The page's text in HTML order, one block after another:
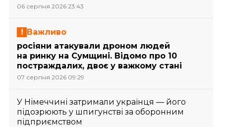
06 серпня 2026 23:43
Важливо
росіяни атакували дроном людей
на ринку на Сумщині. Відомо про 10
постраждалих, двоє у важкому стані
07 серпня 2026 09:29
У Німеччині затримали українця — його
підозрюють у шпигунстві за оборонним
підприємством